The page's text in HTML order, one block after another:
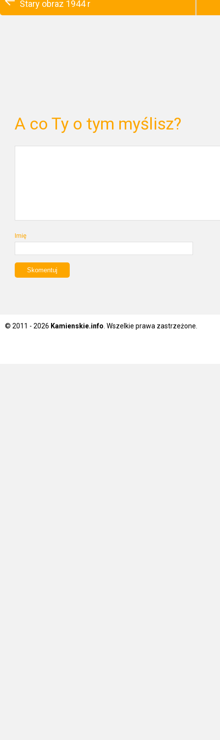
Stary obraz 1944 r
A co Ty o tym myślisz?
Imię
© 2011 - 2026 Kamienskie.info . Wszelkie prawa zastrzeżone.